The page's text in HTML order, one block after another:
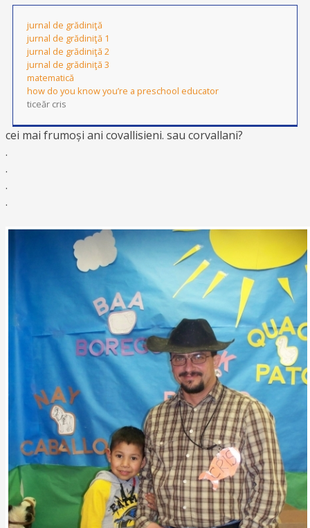
jurnal de grădiniţă
jurnal de grădiniţă 1
jurnal de grădiniţă 2
jurnal de grădiniţă 3
matematică
how do you know you’re a preschool educator
ticeăr cris
cei mai frumoși ani covallisieni. sau corvallani?
.
.
.
.